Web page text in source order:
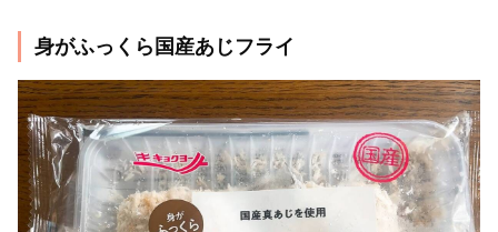
身がふっくら国産あじフライ